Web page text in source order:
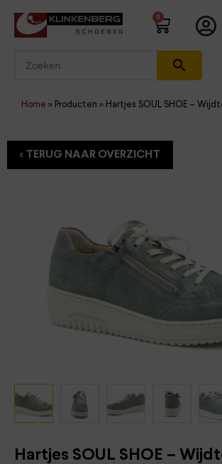
0
Home » Producten » Hartjes SOUL SHOE –
Hartjes SOUL SHOE –